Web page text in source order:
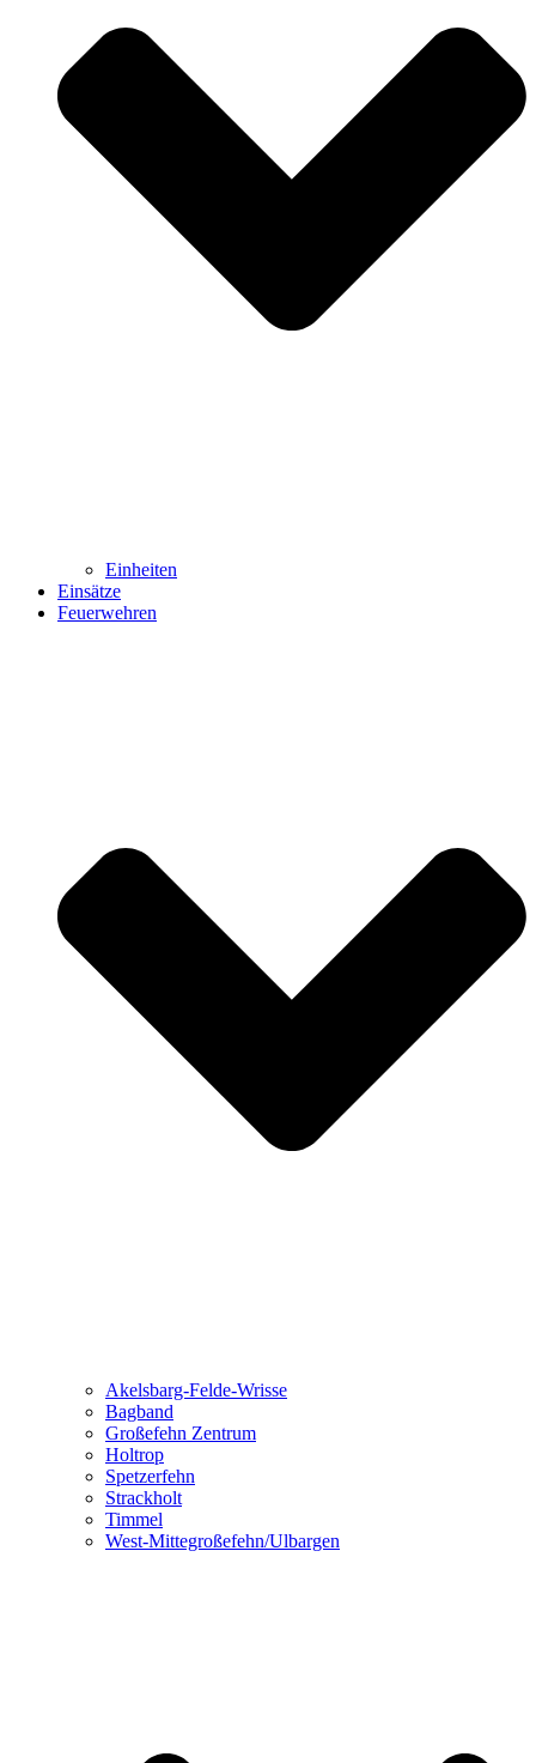
Einheiten
Einsätze
Feuerwehren
Akelsbarg-Felde-Wrisse
Bagband
Großefehn Zentrum
Holtrop
Spetzerfehn
Strackholt
Timmel
West-Mittegroßefehn/Ulbargen